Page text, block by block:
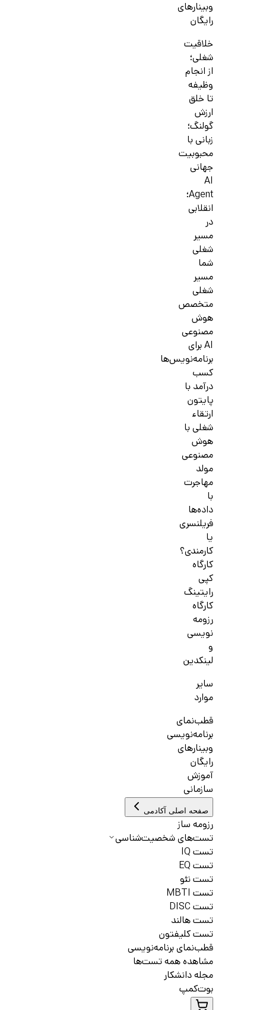
وبینارهای
رایگان
خلاقیت
شغلی؛
از انجام
وظیفه
تا خلق
ارزش
گولنگ؛
زبانی با
محبوبیت
جهانی
AI
Agent؛
انقلابی
در
مسیر
شغلی
شما
مسیر
شغلی
متخصص
هوش
مصنوعی
AI برای
برنامه‌نویس‌ها
کسب
درآمد با
پایتون
ارتقاء
شغلی با
هوش
مصنوعی
مولد
مهاجرت
با
داده‌ها
فریلنسری
یا
کارمندی؟
کارگاه
کپی
رایتینگ
کارگاه
رزومه
نویسی
و
لینکدین
سایر
موارد
قطب‌نمای
برنامه‌نویسی
وبینارهای
رایگان
آموزش
سازمانی
صفحه اصلی آکادمی
رزومه ساز
تست‌های شخصیت‌شناسی
تست IQ
تست EQ
تست نئو
تست MBTI
تست DISC
تست هالند
تست کلیفتون
قطب‌نمای برنامه‌نویسی
مشاهده همه تست‌ها
مجله دانشکار
بوت‌کمپ